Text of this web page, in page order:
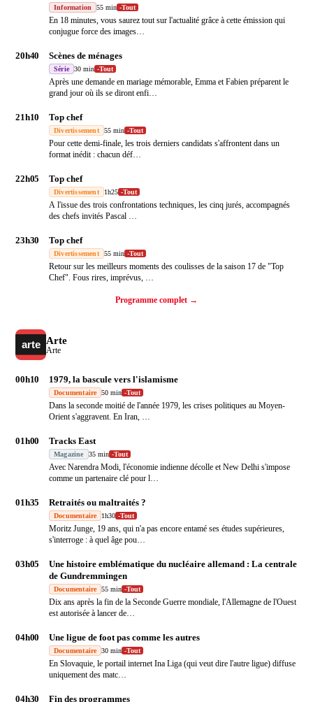
Information 55 min -Tout
En 18 minutes, vous saurez tout sur l'actualité grâce à cette émission qui
conjugue force des images…
20h40 Scènes de ménages
Série 30 min -Tout
Après une demande en mariage mémorable, Emma et Fabien préparent le
grand jour où ils se diront enfi…
21h10 Top chef
Divertissement 55 min -Tout
Pour cette demi-finale, les trois derniers candidats s'affrontent dans un
format inédit : chacun déf…
22h05 Top chef
Divertissement 1h25 -Tout
A l'issue des trois confrontations techniques, les cinq jurés, accompagnés
des chefs invités Pascal …
23h30 Top chef
Divertissement 55 min -Tout
Retour sur les meilleurs moments des coulisses de la saison 17 de "Top
Chef". Fous rires, imprévus, …
Programme complet →
Arte
Arte
00h10 1979, la bascule vers l'islamisme
Documentaire 50 min -Tout
Dans la seconde moitié de l'année 1979, les crises politiques au Moyen-
Orient s'aggravent. En Iran, …
01h00 Tracks East
Magazine 35 min -Tout
Avec Narendra Modi, l'économie indienne décolle et New Delhi s'impose
comme un partenaire clé pour l…
01h35 Retraités ou maltraités ?
Documentaire 1h30 -Tout
Moritz Junge, 19 ans, qui n'a pas encore entamé ses études supérieures,
s'interroge : à quel âge pou…
03h05
Une histoire emblématique du nucléaire allemand : La centrale
de Gundremmingen
Documentaire 55 min -Tout
Dix ans après la fin de la Seconde Guerre mondiale, l'Allemagne de l'Ouest
est autorisée à lancer de…
04h00 Une ligue de foot pas comme les autres
Documentaire 30 min -Tout
En Slovaquie, le portail internet Ina Liga (qui veut dire l'autre ligue) diffuse
uniquement des matc…
04h30 Fin des programmes